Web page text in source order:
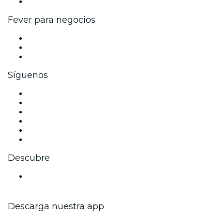
Fever para negocios
Síguenos
Descubre
Descarga nuestra app